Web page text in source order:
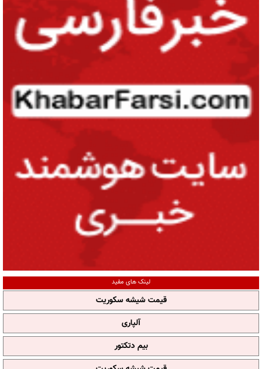
لینک های مفید
قیمت شیشه سکوریت
آلپاری
بیم دتکتور